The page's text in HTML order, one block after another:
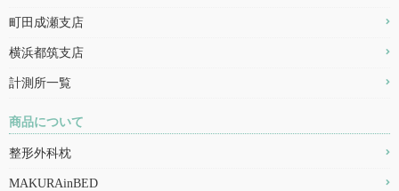
町田成瀬支店
横浜都筑支店
計測所一覧
商品について
整形外科枕
MAKURAinBED